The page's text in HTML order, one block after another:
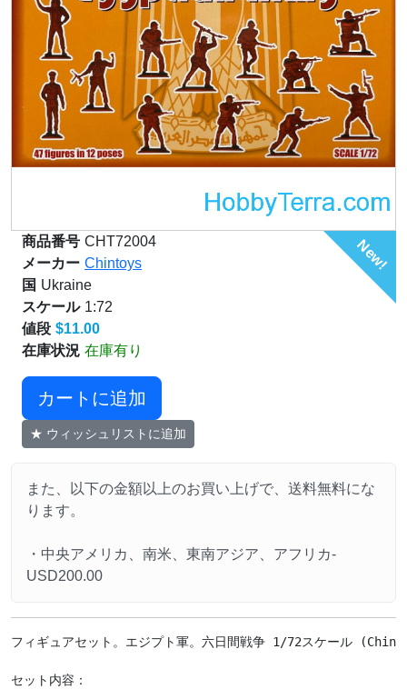
New!
商品番号 CHT72004
メーカー Chintoys
国 Ukraine
スケール 1:72
値段 $11.00
在庫状況 在庫有り
カートに追加
★ ウィッシュリストに追加
また、以下の金額以上のお買い上げで、送料無料にな
ります。
・中央アメリカ、南米、東南アジア、アフリカ-
USD200.00
フィギュアセット。エジプト軍。六日間戦争 1/72スケール
セット内容：